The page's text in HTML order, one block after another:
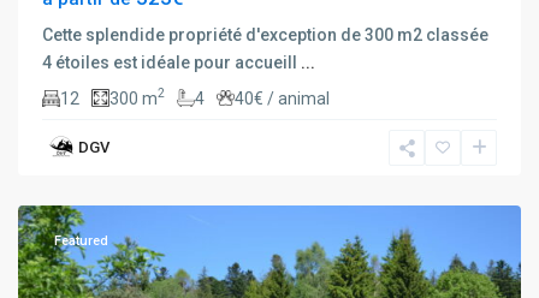
Cette splendide propriété d'exception de 300 m2 classée
4 étoiles est idéale pour accueill ...
12
300 m2 4 40€ / animal
DGV
Gerardmer
Featured